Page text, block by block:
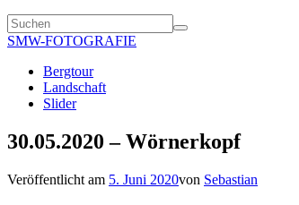
SMW-FOTOGRAFIE
Bergtour
Landschaft
Slider
30.05.2020 – Wörnerkopf
Veröffentlicht am 5. Juni 2020von Sebastian